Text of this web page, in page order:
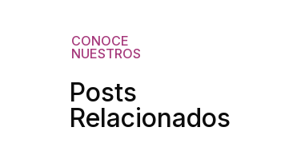
CONOCE
NUESTROS
Posts
Relacionados